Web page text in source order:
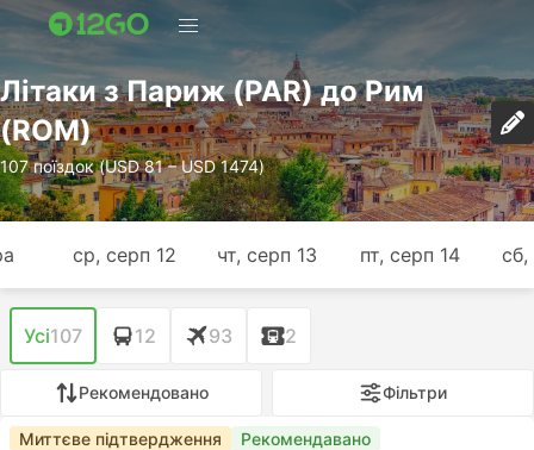
Лiтаки з Париж (PAR) до Рим
(ROM)
107 поїздок (USD 81 – USD 1474)
ср, серп 12 чт, серп 13 пт, серп 14 сб,
Усі107 12 93 2
Рекомендовано Фільтри
Миттєве підтвердження Рекомендавано